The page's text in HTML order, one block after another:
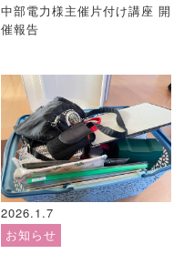
中部電力様主催片付け講座 開
催報告
2026.1.7
お知らせ